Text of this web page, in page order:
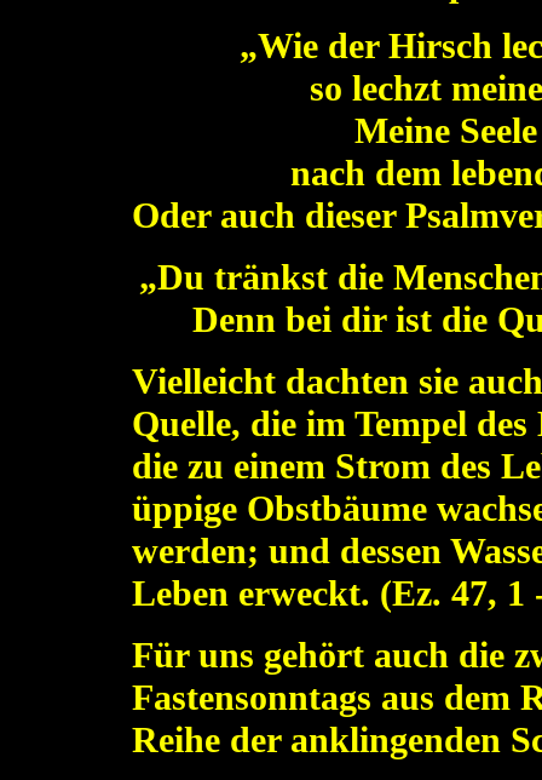
„Wie der Hirsch
so lechzt
Meine
nach dem
Oder auch dieser
„Du tränkst die
Denn bei dir ist die
Vielleicht dachten sie
Quelle, die im Tempel
die zu einem Strom des
üppige Obstbäume
werden; und dessen
Leben erweckt. (Ez. 47, 1
Für uns gehört auch die
Fastensonntags aus dem
Reihe der anklingenden